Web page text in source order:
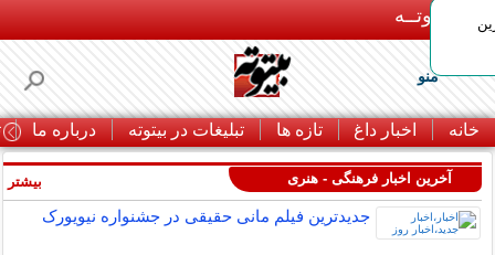
بـیتوتــه
منو
خانه اخبار داغ تازه ها تبلیغات در بیتوته درباره ما
آخرین اخبار فرهنگی - هنری
جدیدترین فیلم مانی حقیقی در جشنواره نیویورک
بیشتر